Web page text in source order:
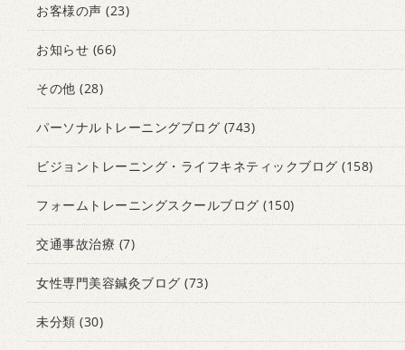
お客様の声 (23)
お知らせ (66)
その他 (28)
パーソナルトレーニングブログ(743)
ビジョントレーニング・ライフキネティックブログ (158)
フォームトレーニングスクールブログ (150)
交通事故治療 (7)
女性専門美容鍼灸ブログ (73)
未分類 (30)